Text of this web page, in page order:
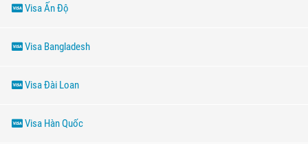
Visa Ấn Độ
Visa Bangladesh
Visa Đài Loan
Visa Hàn Quốc